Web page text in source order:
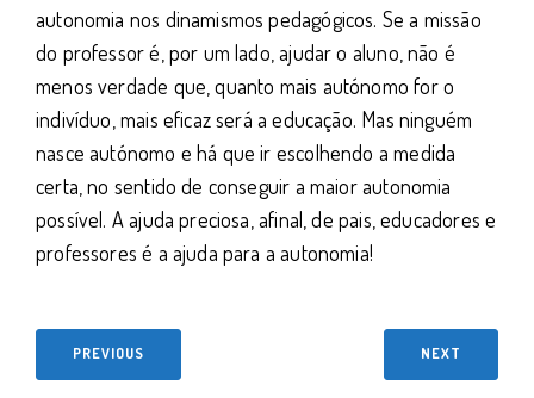
autonomia nos dinamismos pedagógicos. Se a missão
do professor é, por um lado, ajudar o aluno, não é
menos verdade que, quanto mais autónomo for o
indivíduo, mais eficaz será a educação. Mas ninguém
nasce autónomo e há que ir escolhendo a medida
certa, no sentido de conseguir a maior autonomia
possível. A ajuda preciosa, afinal, de pais, educadores e
professores é a ajuda para a autonomia!
PREVIOUS NEXT